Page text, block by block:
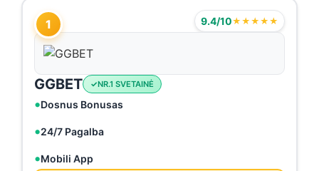
1 9.4/10★★★★★
GGBET NR.1 SVETAINĖ
Dosnus Bonusas
24/7 Pagalba
Mobili App